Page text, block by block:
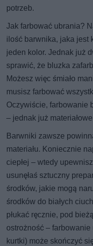
potrzeb.
Jak farbować ubrania?
ilość barwnika, jaka jest
jeden kolor. Jednak już
sprawić, że bluzka
Możesz więc śmiało
musisz farbować
Oczywiście, farbowanie
– jednak już
Barwniki zawsze
materiału. Koniecznie
ciepłej – wtedy
usunęłaś sztuczny
środków, jakie mogą
środków do białych
płukać ręcznie, pod
ostrożność –
kurtki) może skończyć